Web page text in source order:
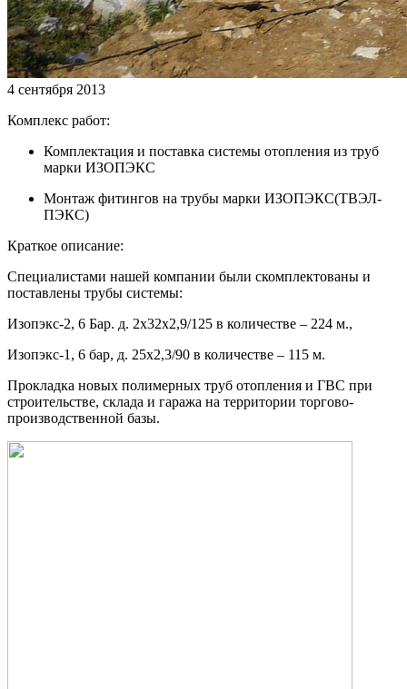
4 сентября 2013
Комплекс работ:
Комплектация и поставка системы отопления из труб
марки ИЗОПЭКС
Монтаж фитингов на трубы марки ИЗОПЭКС(ТВЭЛ-
ПЭКС)
Краткое описание:
Специалистами нашей компании были скомплектованы и
поставлены трубы системы:
Изопэкс-2, 6 Бар. д. 2х32х2,9/125 в количестве – 224 м.,
Изопэкс-1, 6 бар, д. 25х2,3/90 в количестве – 115 м.
Прокладка новых полимерных труб отопления и ГВС при
строительстве, склада и гаража на территории торгово-
производственной базы.